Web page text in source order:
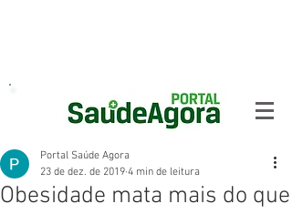
Obesidade mata mais do que
Portal Saúde Agora
23 de dez. de 2019 4 min de leitura